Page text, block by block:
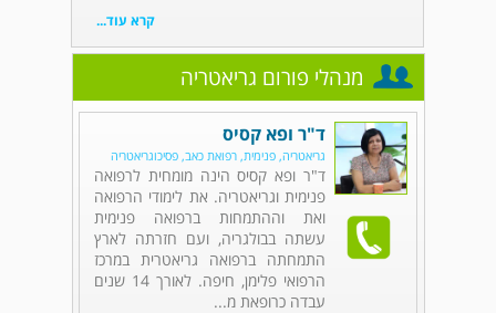
קרא עוד...
מנהלי פורום גריאטריה
ד"ר ופא קסיס
גריאטריה, פנימית, רפואת כאב, פסיכוגריאטריה
ד"ר ופא קסיס הינה מומחית לרפואה
פנימית וגריאטריה. את לימודי הרפואה
ואת וההתמחות ברפואה פנימית
עשתה בבולגריה, ועם חזרתה לארץ
התמחתה ברפואה גריאטרית במרכז
הרפואי פלימן, חיפה. לאורך 14 שנים
עבדה כרופאת מ...